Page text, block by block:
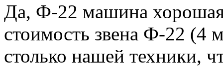
Да, Ф-22 машина
стоимость звена Ф-22 (4
столько нашей техники,